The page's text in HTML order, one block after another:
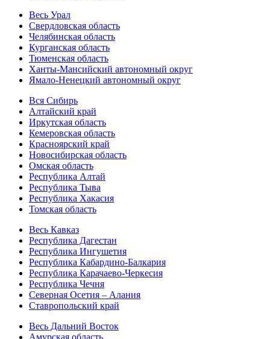
Весь Урал
Свердловская область
Челябинская область
Курганская область
Тюменская область
Ханты-Мансийский автономный округ
Ямало-Ненецкий автономный округ
Вся Сибирь
Алтайский край
Иркутская область
Кемеровская область
Красноярский край
Новосибирская область
Омская область
Республика Алтай
Республика Тыва
Республика Хакасия
Томская область
Весь Кавказ
Республика Дагестан
Республика Ингушетия
Республика Кабардино-Балкария
Республика Карачаево-Черкесия
Республика Чечня
Северная Осетия – Алания
Ставропольский край
Весь Дальний Восток
Амурская область